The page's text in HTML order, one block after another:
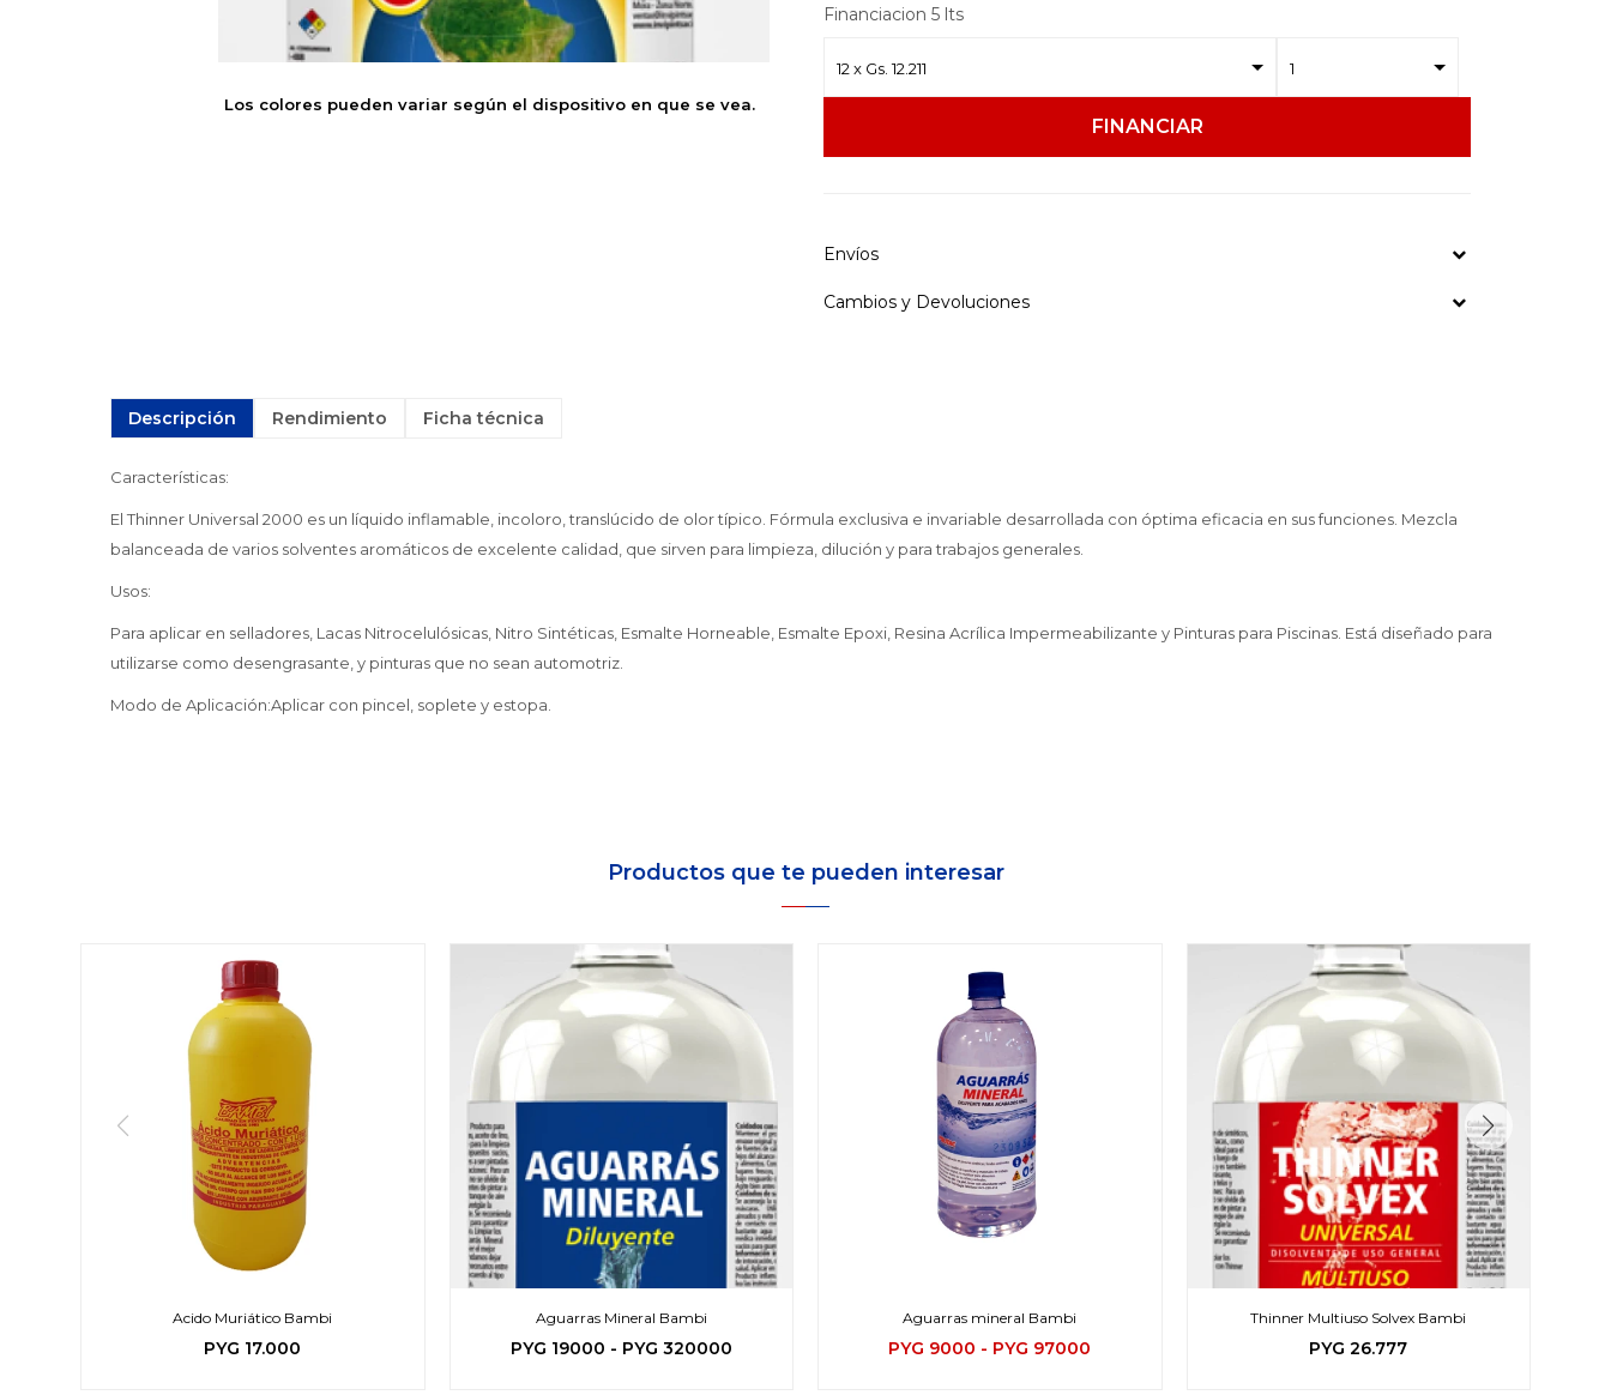
Los colores pueden variar según el dispositivo en que se vea.
Financiacion 5 lts
FINANCIAR
Envíos
Cambios y Devoluciones
Descripción
Características:
El Thinner Universal 2000 es un líquido inflamable, incoloro, translúcido de olor típico. Fórmula exclusiva e invariable desarrollada con óptima eficacia en sus funciones. Mezcla
balanceada de varios solventes aromáticos de excelente calidad, que sirven para limpieza, dilución y para trabajos generales.
Usos:
Para aplicar en selladores, Lacas Nitrocelulósicas, Nitro Sintéticas, Esmalte Horneable, Esmalte Epoxi, Resina Acrílica Impermeabilizante y Pinturas para Piscinas. Está diseñado para
utilizarse como desengrasante, y pinturas que no sean automotriz.
Modo de Aplicación:Aplicar con pincel, soplete y estopa.
Rendimiento Ficha técnica
Productos que te pueden interesar
Acido Muriático Bambi
PYG 17.000
Aguarras Mineral Bambi
PYG 19000 - PYG 320000
Aguarras mineral Bambi
PYG 9000 - PYG 97000
Thinner Multiuso Solvex Bambi
PYG 26.777